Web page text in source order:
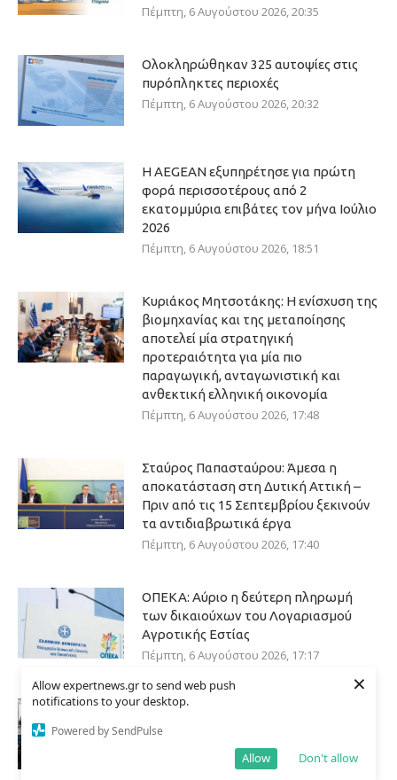
Allow expertnews.gr to send web push
notifications to your desktop.
Powered by SendPulse
Don't allow
Allow
×
Πέμπτη, 6 Αυγούστου 2026, 20:35
Ολοκληρώθηκαν 325 αυτοψίες στις
πυρόπληκτες περιοχές
Πέμπτη, 6 Αυγούστου 2026, 20:32
Η AEGEAN εξυπηρέτησε για πρώτη
φορά περισσοτέρους από 2
εκατομμύρια επιβάτες τον μήνα Ιούλιο
2026
Πέμπτη, 6 Αυγούστου 2026, 18:51
Κυριάκος Μητσοτάκης: Η ενίσχυση της
βιομηχανίας και της μεταποίησης
αποτελεί μία στρατηγική
προτεραιότητα για μία πιο
παραγωγική, ανταγωνιστική και
ανθεκτική ελληνική οικονομία
Πέμπτη, 6 Αυγούστου 2026, 17:48
Σταύρος Παπασταύρου: Άμεσα η
αποκατάσταση στη Δυτική Αττική –
Πριν από τις 15 Σεπτεμβρίου ξεκινούν
τα αντιδιαβρωτικά έργα
Πέμπτη, 6 Αυγούστου 2026, 17:40
ΟΠΕΚΑ: Αύριο η δεύτερη πληρωμή
των δικαιούχων του Λογαριασμού
Αγροτικής Εστίας
Πέμπτη, 6 Αυγούστου 2026, 17:17
Νίκος Χαρδαλιάς: Με το
Παρατηρητήριο Έργων η Περιφέρεια
Αττικής αποκτά ένα από τα πρώτα
ολοκληρωμένα ψηφιακά εργαλεία